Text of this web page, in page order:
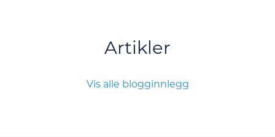
Artikler
Vis alle blogginnlegg